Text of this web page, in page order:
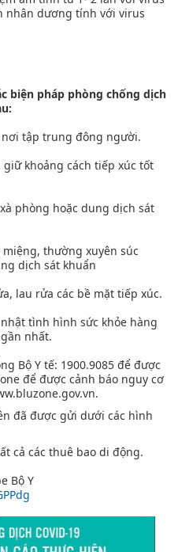
nhân dương tính với virus
biện pháp phòng chống dịch
nơi tập trung đông người.
khoảng cách tiếp xúc tốt
phòng hoặc dung dịch sát
thường xuyên súc
dịch sát khuẩn
lau rửa các bề mặt tiếp xúc.
tình hình sức khỏe hàng
nhất.
Bộ Y tế: 1900.9085 để được
để được cảnh báo nguy cơ
đã được gửi dưới các hình
cả các thuê bao di động.
Bộ Y